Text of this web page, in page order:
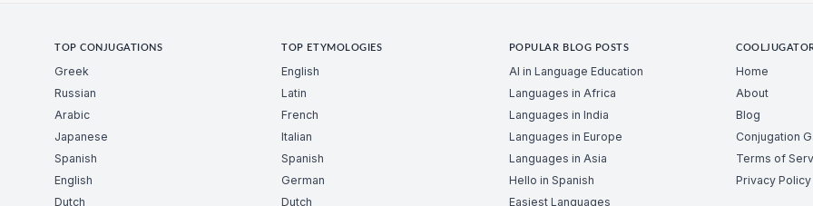
TOP CONJUGATIONS
Greek
Russian
Arabic
Japanese
Spanish
English
Dutch
TOP ETYMOLOGIES
English
Latin
French
Italian
Spanish
German
Dutch
POPULAR BLOG POSTS
AI in Language Education
Languages in Africa
Languages in India
Languages in Europe
Languages in Asia
Hello in Spanish
Easiest Languages
Home
About
Blog
Conjugation
Terms of
Privacy Policy